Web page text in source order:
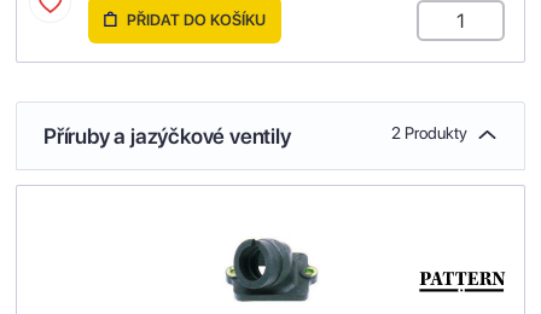
PŘIDAT DO KOŠÍKU
Příruby a jazýčkové ventily 2 Produkty